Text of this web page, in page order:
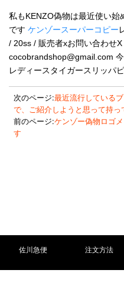
私もKENZO偽物は最近使い
です ケンゾースーパーコピー
/ 20ss / 販売者xお問い合わせX
cocobrandshop@gmail.com
レディースタイガースリッパピ
次のページ:最近流行している
で、ご紹介しようと思って持っ
前のページ:ケンゾー偽物ロゴ
す
佐川急便 注文方法